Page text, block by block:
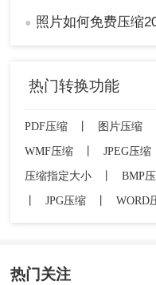
● 照片如何免费压缩200k
热门转换功能
PDF压缩 图片压缩
WMF压缩
JPEG压缩
压缩指定大小
BMP
JPG压缩 WORD
热门关注